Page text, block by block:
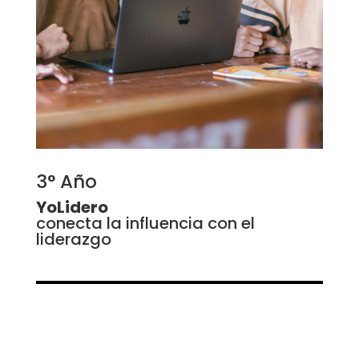
3° Año
YoLidero
conecta la influencia con el
liderazgo